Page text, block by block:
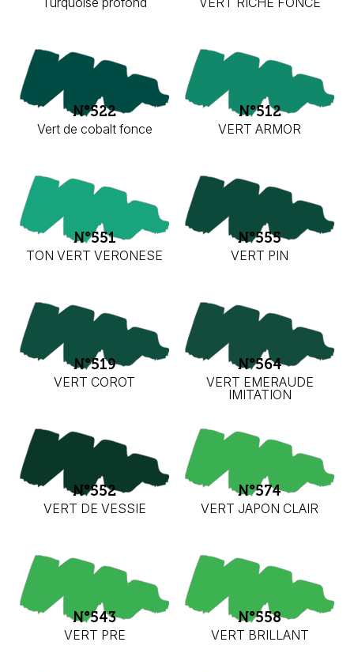
N°522
Vert de cobalt fonce
N°512
VERT ARMOR
N°551
TON VERT VERONESE
N°555
VERT PIN
N°519
VERT COROT
N°564
VERT EMERAUDE
IMITATION
N°552
VERT DE VESSIE
N°574
VERT JAPON CLAIR
N°543
VERT PRE
N°558
VERT BRILLANT